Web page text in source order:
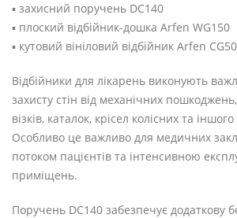
▪️ захисний поручень DC140
▪️ плоский відбійник-дошка Arfen WG150
▪️ кутовий вініловий відбійник Arfen CG50
Відбійники для лікарень виконують
захисту стін від механічних
візків, каталок, крісел колісних та
Особливо це важливо для медичних
потоком пацієнтів та інтенсивною
приміщень.
Поручень DC140 забезпечує додаткову